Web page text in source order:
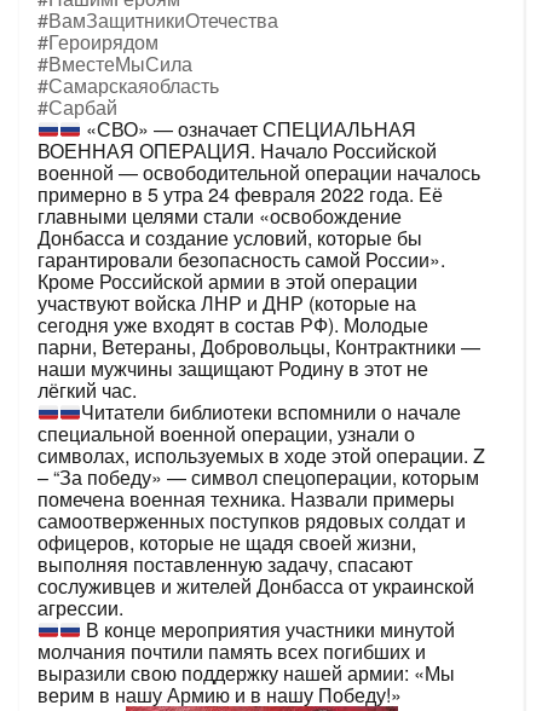
#ВамЗащитникиОтечества
#Героирядом
#ВместеМыСила
#Самарскаяобласть
#Сарбай
«СВО» — означает СПЕЦИАЛЬНАЯ
ВОЕННАЯ ОПЕРАЦИЯ. Начало Российской
военной — освободительной операции началось
примерно в 5 утра 24 февраля 2022 года. Её
главными целями стали «освобождение
Донбасса и создание условий, которые бы
гарантировали безопасность самой России».
Кроме Российской армии в этой операции
участвуют войска ЛНР и ДНР (которые на
сегодня уже входят в состав РФ). Молодые
парни, Ветераны, Добровольцы, Контрактники —
наши мужчины защищают Родину в этот не
лёгкий час.
Читатели библиотеки вспомнили о начале
специальной военной операции, узнали о
символах, используемых в ходе этой операции. Z
– “За победу» — символ спецоперации, которым
помечена военная техника. Назвали примеры
самоотверженных поступков рядовых солдат и
офицеров, которые не щадя своей жизни,
выполняя поставленную задачу, спасают
сослуживцев и жителей Донбасса от украинской
агрессии.
В конце мероприятия участники минутой
молчания почтили память всех погибших и
выразили свою поддержку нашей армии: «Мы
верим в нашу Армию и в нашу Победу!»